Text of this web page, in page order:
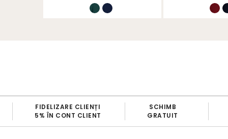
FIDELIZARE CLIENȚI
5% ÎN CONT CLIENT
SCHIMB
GRATUIT